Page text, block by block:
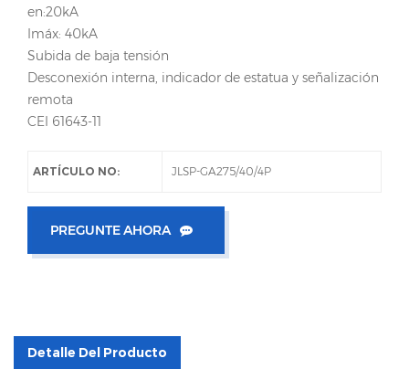
en:20kA
Imáx: 40kA
Subida de baja tensión
Desconexión interna, indicador de estatua y señalización
remota
CEI 61643-11
ARTÍCULO NO: JLSP-GA275/40/4P
PREGUNTE AHORA
Detalle Del Producto